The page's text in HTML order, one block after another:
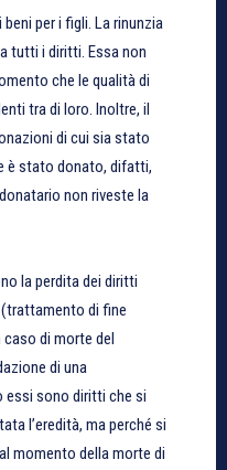
per i figli. La rinunzia
tutti i diritti. Essa non
che le qualità di
tra di loro. Inoltre, il
di cui sia stato
è stato donato, difatti,
non riveste la
la perdita dei diritti
di fine
di morte del
di una
essi sono diritti che si
l’eredità, ma perché si
momento della morte di